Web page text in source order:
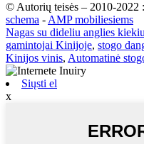
© Autorių teisės – 2010-2022
schema - AMP mobiliesiems
Nagas su dideliu anglies kiekiu
gamintojai Kinijoje, stogo
Kinijos vinis, Automatinė
Siųsti el
x